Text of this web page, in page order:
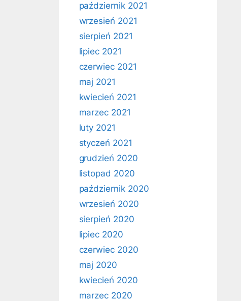
październik 2021
wrzesień 2021
sierpień 2021
lipiec 2021
czerwiec 2021
maj 2021
kwiecień 2021
marzec 2021
luty 2021
styczeń 2021
grudzień 2020
listopad 2020
październik 2020
wrzesień 2020
sierpień 2020
lipiec 2020
czerwiec 2020
maj 2020
kwiecień 2020
marzec 2020